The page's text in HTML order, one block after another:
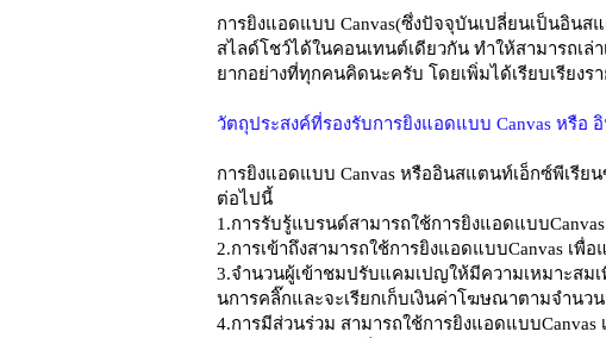
การยิงแอดแบบ Canvas(ซึ่งปัจจุบันเปลี่ยนเป็นอิน
สไลด์โชว์ได้ในคอนเทนต์เดียวกัน ทำให้สามารถเ
ยากอย่างที่ทุกคนคิดนะครับ โดยเพิ่มได้เรียบเรียง
วัตถุประสงค์ที่รองรับการยิงแอดแบบ Canvas หรือ
การยิงแอดแบบ Canvas หรืออินสแตนท์เอ็กซ์พีเรี
ต่อไปนี้
1.การรับรู้แบรนด์สามารถใช้การยิงแอดแบบ
2.การเข้าถึงสามารถใช้การยิงแอดแบบCanvas เ
3.จำนวนผู้เข้าชมปรับแคมเปญให้มีความเหมาะสม
นการคลิ๊กและจะเรียกเก็บเงินค่าโฆษณาตามจำนว
4.การมีส่วนร่วม สามารถใช้การยิงแอดแบบ